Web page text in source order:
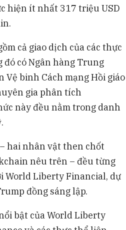
hiện ít nhất 317 triệu USD
cả giao dịch của các thực
có Ngân hàng Trung
Vệ binh Cách mạng Hồi giáo
gia phân tích
này đều nằm trong danh
hai nhân vật then chốt
nêu trên – đều từng
World Liberty Financial, dự
đồng sáng lập.
bật của World Liberty